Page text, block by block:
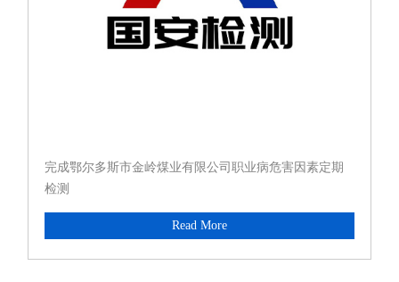
完成鄂尔多斯市金岭煤业有限公司职业病危害因素定期
检测
Read More